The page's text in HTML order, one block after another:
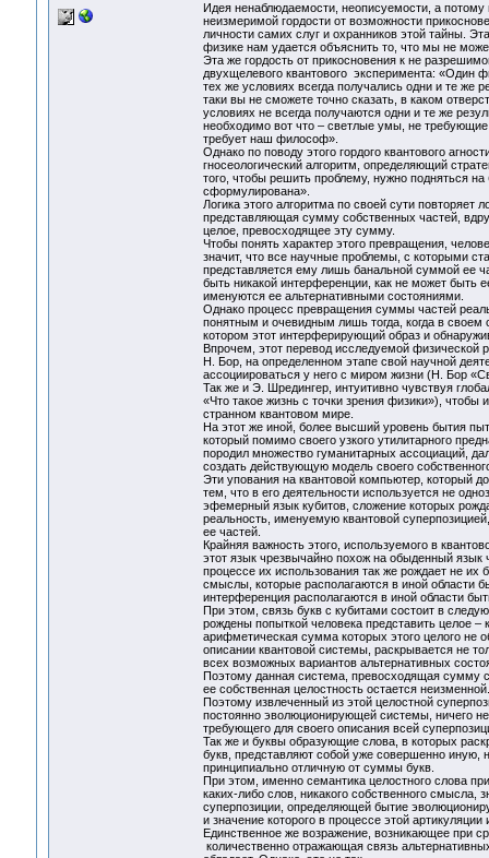
Идея ненаблюдаемости, неописуемости, а потому
неизмеримой гордости от возможности
личности самих слуг и охранников этой тайны.
физике нам удается объяснить то, что мы не
Эта же гордость от прикосновения к не
двухщелевого квантового эксперимента: «Один
тех же условиях всегда получались одни и те же
таки вы не сможете точно сказать, в каком
условиях не всегда получаются одни и те же
необходимо вот что – светлые умы, не
требует наш философ».
Однако по поводу этого гордого квантового
гносеологический алгоритм, определяющий
того, чтобы решить проблему, нужно подняться
сформулирована».
Логика этого алгоритма по своей сути повторяет
представляющая сумму собственных частей,
целое, превосходящее эту сумму.
Чтобы понять характер этого превращения,
значит, что все научные проблемы, с которыми
представляется ему лишь банальной суммой ее
быть никакой интерференции, как не может быть
именуются ее альтернативными состояниями.
Однако процесс превращения суммы частей
понятным и очевидным лишь тогда, когда в
котором этот интерферирующий образ и
Впрочем, этот перевод исследуемой
Н. Бор, на определенном этапе свой научной
ассоциироваться у него с миром жизни (Н. Бор
Так же и Э. Шредингер, интуитивно чувствуя
«Что такое жизнь с точки зрения физики»),
странном квантовом мире.
На этот же иной, более высший уровень бытия
который помимо своего узкого утилитарного
породил множество гуманитарных ассоциаций,
создать действующую модель своего
Эти упования на квантовой компьютер, который
тем, что в его деятельности используется не
эфемерный язык кубитов, сложение которых
реальность, именуемую квантовой
ее частей.
Крайняя важность этого, используемого в
этот язык чрезвычайно похож на обыденный
процессе их использования так же рождает не
смыслы, которые располагаются в иной области
интерференция располагаются в иной области
При этом, связь букв с кубитами состоит в
рождены попыткой человека представить целое –
арифметическая сумма которых этого целого не
описании квантовой системы, раскрывается не
всех возможных вариантов альтернативных
Поэтому данная система, превосходящая сумму
ее собственная целостность остается
Поэтому извлеченный из этой целостной
постоянно эволюционирующей системы, ничего
требующего для своего описания всей
Так же и буквы образующие слова, в которых
букв, представляют собой уже совершенно иную,
принципиально отличную от суммы букв.
При этом, именно семантика целостного слова
каких-либо слов, никакого собственного
суперпозиции, определяющей бытие
и значение которого в процессе этой артикуляции
Единственное же возражение, возникающее при
количественно отражающая связь